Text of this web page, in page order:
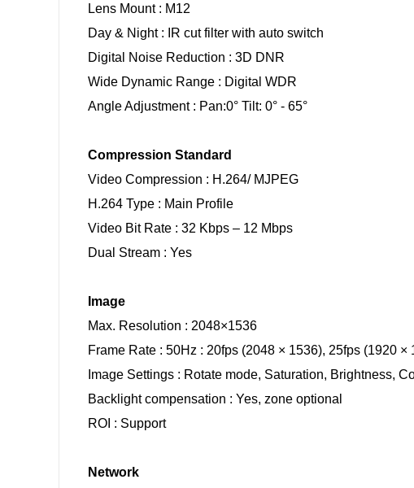
Lens Mount : M12
Day & Night : IR cut filter with auto switch
Digital Noise Reduction : 3D DNR
Wide Dynamic Range : Digital WDR
Angle Adjustment : Pan:0° Tilt: 0° - 65°
Compression Standard
Video Compression : H.264/ MJPEG
H.264 Type : Main Profile
Video Bit Rate : 32 Kbps – 12 Mbps
Dual Stream : Yes
Image
Max. Resolution : 2048×1536
Frame Rate : 50Hz : 20fps (2048 × 1536), 25fps (1920
Image Settings : Rotate mode, Saturation, Brightness,
Backlight compensation : Yes, zone optional
ROI : Support
Network